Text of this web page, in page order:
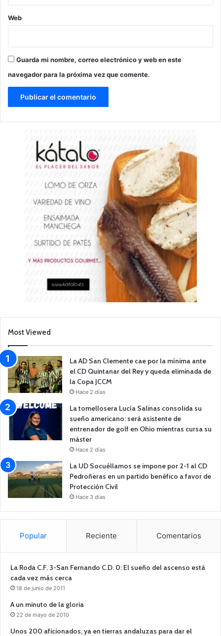
Web
Guarda mi nombre, correo electrónico y web en este
navegador para la próxima vez que comente.
Most Viewed
La AD San Clemente cae por la mínima ante
el CD Quintanar del Rey y queda eliminada de
la Copa JCCM
Hace 2 días
La tomellosera Lucía Salinas consolida su
sueño americano: será asistente de
entrenador de golf en Ohio mientras cursa su
máster
Hace 2 días
La UD Socuéllamos se impone por 2-1 al CD
Pedroñeras en un partido benéfico a favor de
Protección Civil
Hace 3 días
Popular Reciente Comentarios
La Roda C.F. 3-San Fernando C.D. 0: El sueño del ascenso está
cada vez más cerca
18 de junio de 2011
A un minuto de la gloria
22 de mayo de 2010
Unos 200 aficionados, ya en tierras andaluzas para dar el